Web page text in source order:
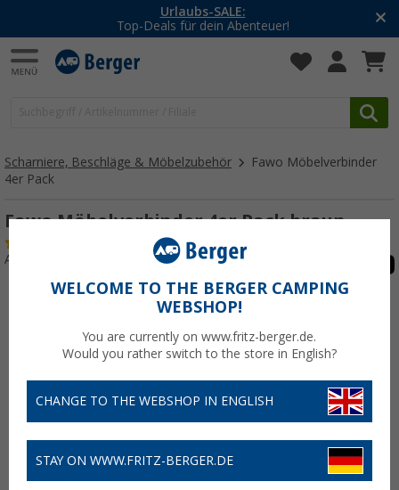
Urlaubs-SALE:
Top-Deals für dein Abenteuer!
Scharniere, Beschläge & Möbelzubehör
Fawo Möbelverbinder
4er Pack
Fawo Möbelverbinder 4er Pack braun
Art.-Nr.: 137190
WELCOME TO THE BERGER CAMPING
WEBSHOP!
You are currently on www.fritz-berger.de.
Would you rather switch to the store in English?
CHANGE TO THE WEBSHOP IN ENGLISH
STAY ON WWW.FRITZ-BERGER.DE